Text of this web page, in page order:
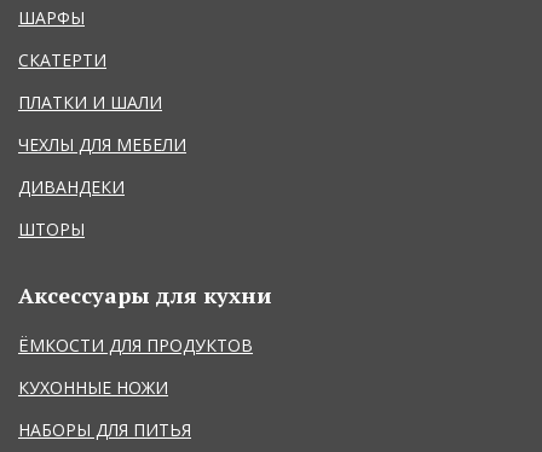
ШАРФЫ
СКАТЕРТИ
ПЛАТКИ И ШАЛИ
ЧЕХЛЫ ДЛЯ МЕБЕЛИ
ДИВАНДЕКИ
ШТОРЫ
Аксессуары для кухни
ЁМКОСТИ ДЛЯ ПРОДУКТОВ
КУХОННЫЕ НОЖИ
НАБОРЫ ДЛЯ ПИТЬЯ